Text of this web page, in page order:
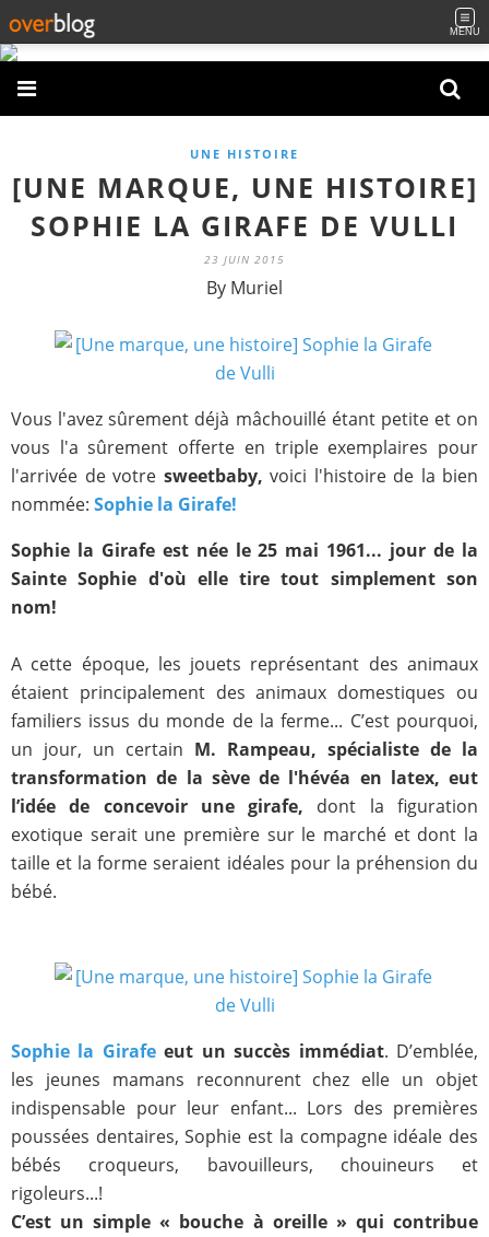
MENU
UNE HISTOIRE
[UNE MARQUE, UNE HISTOIRE]
SOPHIE LA GIRAFE DE VULLI
23 JUIN 2015
By Muriel
Vous l'avez sûrement déjà mâchouillé étant petite et on
vous l'a sûrement offerte en triple exemplaires pour
l'arrivée de votre sweetbaby, voici l'histoire de la bien
nommée: Sophie la Girafe!
Sophie la Girafe est née le 25 mai 1961... jour de la
Sainte Sophie d'où elle tire tout simplement son
nom!
A cette époque, les jouets représentant des animaux
étaient principalement des animaux domestiques ou
familiers issus du monde de la ferme... C’est pourquoi,
un jour, un certain M. Rampeau, spécialiste de la
transformation de la sève de l'hévéa en latex, eut
l’idée de concevoir une girafe, dont la figuration
exotique serait une première sur le marché et dont la
taille et la forme seraient idéales pour la préhension du
bébé.
Sophie la Girafeeut un succès immédiat. D’emblée,
les jeunes mamans reconnurent chez elle un objet
indispensable pour leur enfant... Lors des premières
poussées dentaires, Sophie est la compagne idéale des
bébés croqueurs, bavouilleurs, chouineurs et
rigoleurs...!
C’est un simple « bouche à oreille » qui contribue